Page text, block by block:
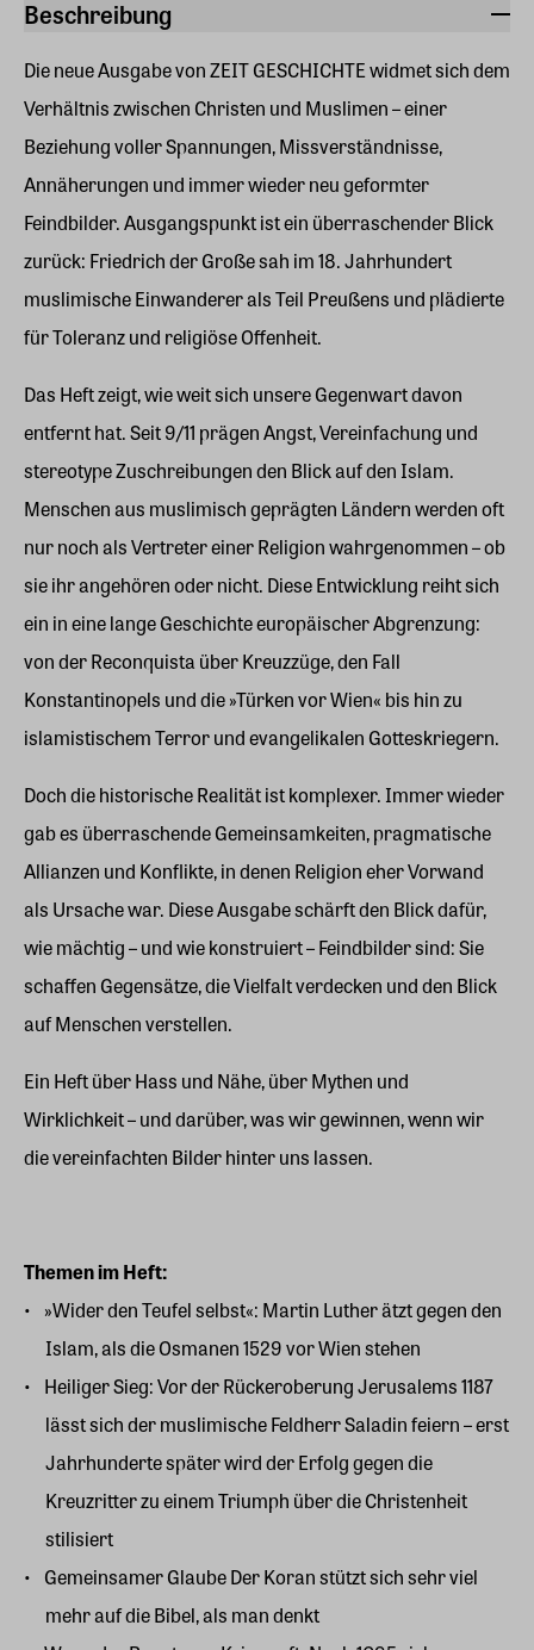
Beschreibung
Die neue Ausgabe von ZEIT GESCHICHTE widmet sich dem
Verhältnis zwischen Christen und Muslimen – einer
Beziehung voller Spannungen, Missverständnisse,
Annäherungen und immer wieder neu geformter
Feindbilder. Ausgangspunkt ist ein überraschender Blick
zurück: Friedrich der Große sah im 18. Jahrhundert
muslimische Einwanderer als Teil Preußens und plädierte
für Toleranz und religiöse Offenheit.
Das Heft zeigt, wie weit sich unsere Gegenwart davon
entfernt hat. Seit 9/11 prägen Angst, Vereinfachung und
stereotype Zuschreibungen den Blick auf den Islam.
Menschen aus muslimisch geprägten Ländern werden oft
nur noch als Vertreter einer Religion wahrgenommen – ob
sie ihr angehören oder nicht. Diese Entwicklung reiht sich
ein in eine lange Geschichte europäischer Abgrenzung:
von der Reconquista über Kreuzzüge, den Fall
Konstantinopels und die »Türken vor Wien« bis hin zu
islamistischem Terror und evangelikalen Gotteskriegern.
Doch die historische Realität ist komplexer. Immer wieder
gab es überraschende Gemeinsamkeiten, pragmatische
Allianzen und Konflikte, in denen Religion eher Vorwand
als Ursache war. Diese Ausgabe schärft den Blick dafür,
wie mächtig – und wie konstruiert – Feindbilder sind: Sie
schaffen Gegensätze, die Vielfalt verdecken und den Blick
auf Menschen verstellen.
Ein Heft über Hass und Nähe, über Mythen und
Wirklichkeit – und darüber, was wir gewinnen, wenn wir
die vereinfachten Bilder hinter uns lassen.
Themen im Heft:
»Wider den Teufel selbst«: Martin Luther ätzt gegen den
Islam, als die Osmanen 1529 vor Wien stehen
Heiliger Sieg: Vor der Rückeroberung Jerusalems 1187
lässt sich der muslimische Feldherr Saladin feiern – erst
Jahrhunderte später wird der Erfolg gegen die
Kreuzritter zu einem Triumph über die Christenheit
stilisiert
Gemeinsamer Glaube Der Koran stützt sich sehr viel
mehr auf die Bibel, als man denkt